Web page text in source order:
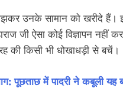
उनके सामान को खरीदे हैं।
जी ऐसा कोई विज्ञापन
की किसी भी धोखाधड़ी से बचें।
पूछताछ में पादरी ने कबूली